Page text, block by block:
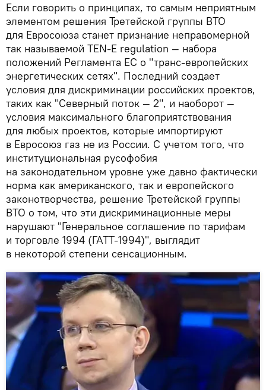
Если говорить о принципах, то самым неприятным
элементом решения Третейской группы ВТО
для Евросоюза станет признание неправомерной
так называемой TEN-E regulation — набора
положений Регламента ЕС о "транс-европейских
энергетических сетях". Последний создает
условия для дискриминации российских проектов,
таких как "Северный поток — 2", и наоборот —
условия максимального благоприятствования
для любых проектов, которые импортируют
в Евросоюз газ не из России. С учетом того, что
институциональная русофобия
на законодательном уровне уже давно фактически
норма как американского, так и европейского
законотворчества, решение Третейской группы
ВТО о том, что эти дискриминационные меры
нарушают "Генеральное соглашение по тарифам
и торговле 1994 (ГАТТ-1994)", выглядит
в некоторой степени сенсационным.